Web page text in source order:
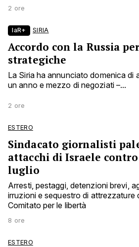
2 ore
laR+ SIRIA
Accordo con la Russia
strategiche
La Siria ha annunciato domenica di
un anno e mezzo di negoziati –...
2 ore
ESTERO
Sindacato giornalisti
attacchi di Israele
luglio
Arresti, pestaggi, detenzioni brevi,
irruzioni e sequestro di attrezzature
Comitato per le libertà
8 ore
ESTERO